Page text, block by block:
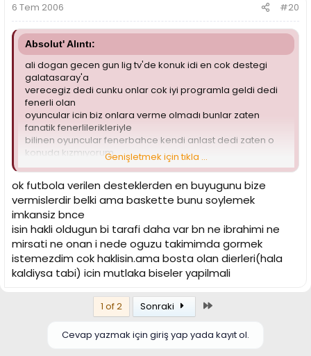
6 Tem 2006 #20
Absolut' Alıntı:
ali dogan gecen gun lig tv'de konuk idi en cok destegi
galatasaray'a
verecegiz dedi cunku onlar cok iyi programla geldi dedi
fenerli olan
oyuncular icin biz onlara verme olmadı bunlar zaten
fanatik fenerlilerikleriyle
bilinen oyuncular fenerbahce kendi anlast dedi zaten o
konuda kızmıyorum
adamların nasıl fenerli oldugu belli bize gelmelerini de
Genişletmek için tıkla ...
ok futbola verilen desteklerden en buyugunu bize
vermislerdir belki ama baskette bunu soylemek
imkansiz bnce
isin hakli oldugun bi tarafi daha var bn ne ibrahimi ne
mirsati ne onan i nede oguzu takimimda gormek
istemezdim cok haklisin.ama bosta olan dierleri(hala
kaldiysa tabi) icin mutlaka biseler yapilmali
1 of 2 Sonraki
Cevap yazmak için giriş yap yada kayıt ol.